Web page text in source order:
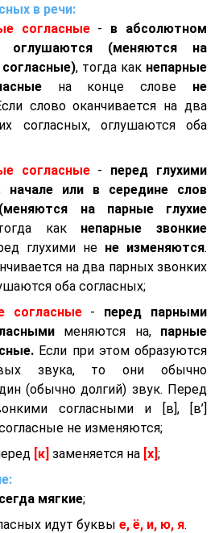
в речи:
согласные- в абсолютном
оглушаются (меняются на
согласные), тогда как непарные
на конце слове не
слово оканчивается на два
согласных, оглушаются оба
согласные- перед глухими
начале или в середине слов
на парные глухие
как непарные звонкие
глухими не не изменяются.
на два парных звонких
оба согласных;
согласные- перед парными
меняются на, парные
Если при этом образуются
звука, то они обычно
(обычно долгий) звук. Перед
согласными и [в], [в’]
не изменяются;
[к] заменяется на [х];
мягкие;
идут буквы е, ё, и, ю, я.